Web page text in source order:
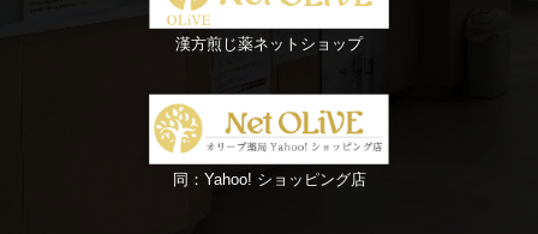
漢方煎じ薬ネットショップ
同：Yahoo! ショッピング店